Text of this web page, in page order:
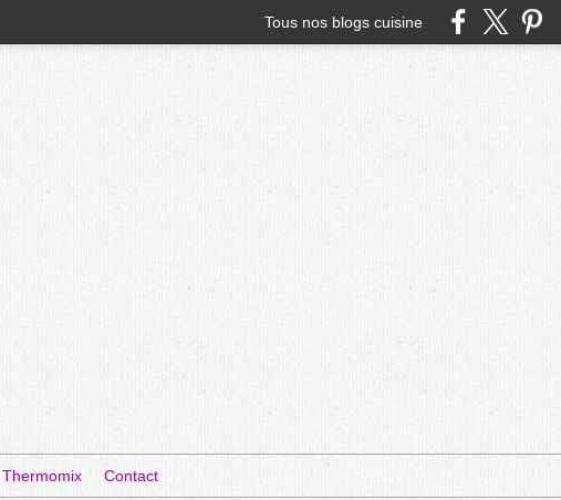
Tous nos blogs cuisine
Thermomix Contact